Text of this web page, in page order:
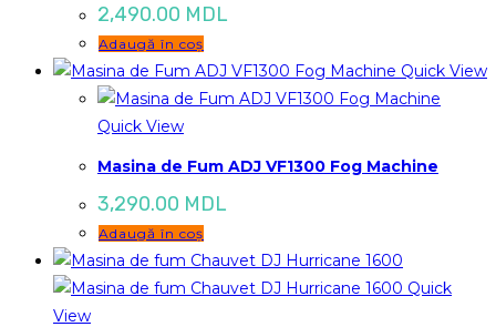
2,490.00 MDL
Adaugă în coș
Quick View
Quick View
Masina de Fum ADJ VF1300 Fog Machine
3,290.00 MDL
Adaugă în coș
Quick
View